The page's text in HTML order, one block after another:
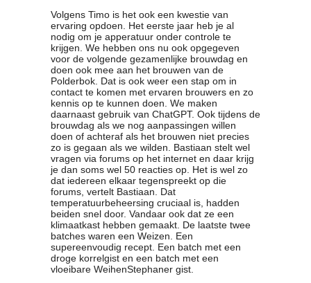
Volgens Timo is het ook een kwestie van
ervaring opdoen. Het eerste jaar heb je al
nodig om je apperatuur onder controle te
krijgen. We hebben ons nu ook opgegeven
voor de volgende gezamenlijke brouwdag en
doen ook mee aan het brouwen van de
Polderbok. Dat is ook weer een stap om in
contact te komen met ervaren brouwers en zo
kennis op te kunnen doen. We maken
daarnaast gebruik van ChatGPT. Ook tijdens de
brouwdag als we nog aanpassingen willen
doen of achteraf als het brouwen niet precies
zo is gegaan als we wilden. Bastiaan stelt wel
vragen via forums op het internet en daar krijg
je dan soms wel 50 reacties op. Het is wel zo
dat iedereen elkaar tegenspreekt op die
forums, vertelt Bastiaan. Dat
temperatuurbeheersing cruciaal is, hadden
beiden snel door. Vandaar ook dat ze een
klimaatkast hebben gemaakt. De laatste twee
batches waren een Weizen. Een
supereenvoudig recept. Een batch met een
droge korrelgist en een batch met een
vloeibare WeihenStephaner gist.